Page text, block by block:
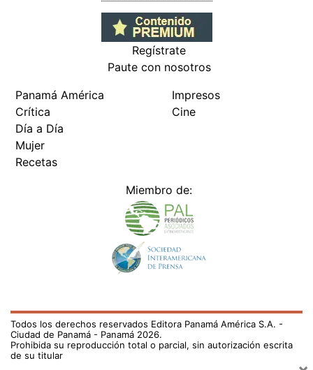
Regístrate
Paute con nosotros
Panamá América
Crítica
Día a Día
Mujer
Recetas
Impresos
Cine
Miembro de:
Todos los derechos reservados Editora Panamá América S.A. -
Ciudad de Panamá - Panamá 2026.
Prohibida su reproducción total o parcial, sin autorización escrita
de su titular